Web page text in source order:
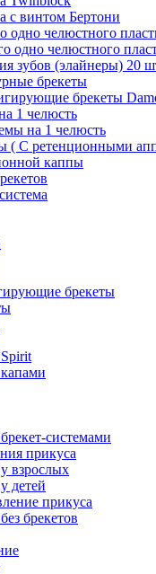
с винтом Бертони
одно челюстного
одно челюстного
зубов (элайнеры) 20
брекеты
брекеты
1 челюсть
на 1 челюсть
( С ретенционными
каппы
брекеты
системами
прикуса
взрослых
детей
прикуса
брекетов